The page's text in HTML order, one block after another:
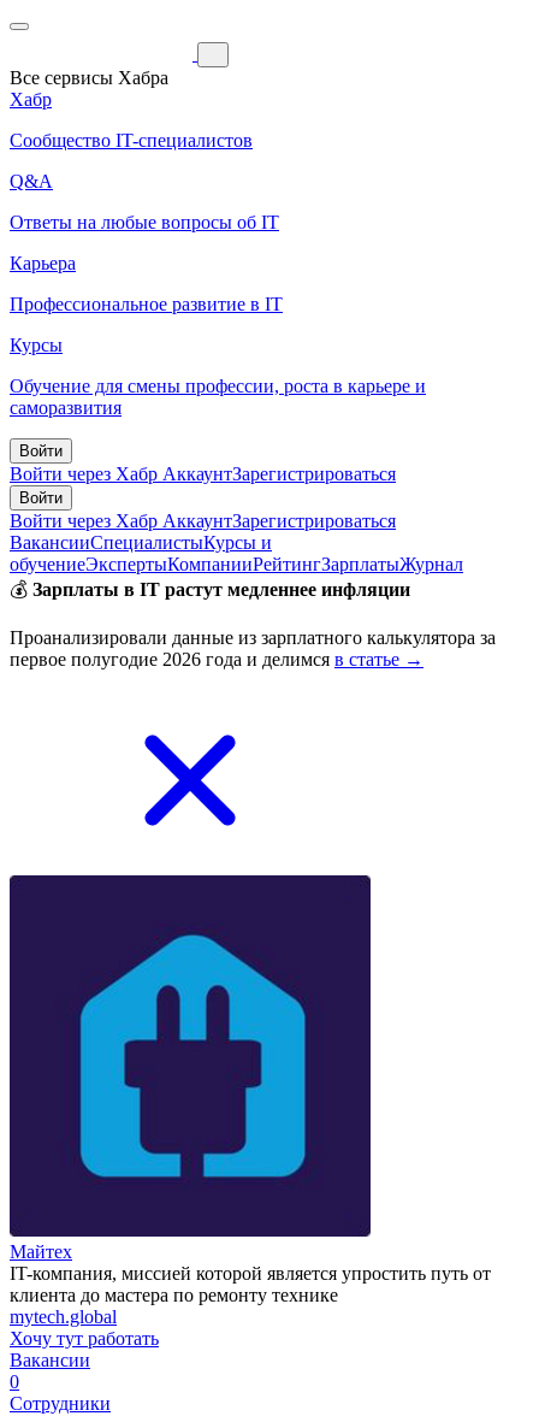
Все сервисы Хабра
Хабр
Сообщество IT-специалистов
Q&A
Ответы на любые вопросы об IT
Карьера
Профессиональное развитие в IT
Курсы
Обучение для смены профессии, роста в карьере и
саморазвития
Войти
Войти через Хабр АккаунтЗарегистрироваться
Войти
Войти через Хабр АккаунтЗарегистрироваться
ВакансииСпециалистыКурсы и
обучениеЭкспертыКомпанииРейтингЗарплатыЖурнал
💰 Зарплаты в IT растут медленнее инфляции
Проанализировали данные из зарплатного калькулятора за
первое полугодие 2026 года и делимся в статье →
Майтех
IT-компания, миссией которой является упростить путь от
клиента до мастера по ремонту технике
mytech.global
Хочу тут работать
Вакансии
0
Сотрудники